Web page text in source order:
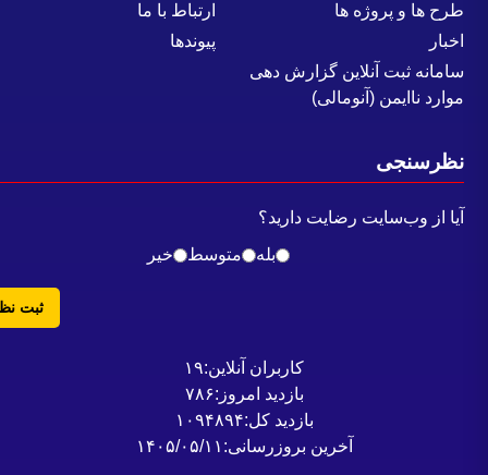
ها و پروژه ها
ثبت آنلاین گزارش دهی
ناایمن (آنومالی)
ارتباط با ما
پیوندها
از وب‌سایت رضایت دارید؟
بله
متوسط خیر
ثبت نظر
کاربران آنلاین:۱۹
بازدید امروز: ۷۸۶
بازدید کل:۱۰۹۴۸۹۴
آخرین بروزرسانی:۱۴۰۵/۰۵/۱۱